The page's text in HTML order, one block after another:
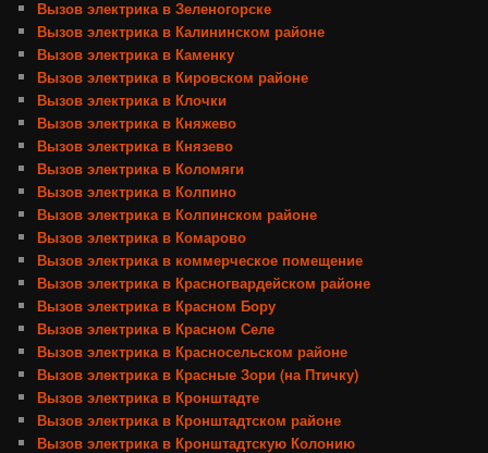
Вызов электрика в Зеленогорске
Вызов электрика в Калининском районе
Вызов электрика в Каменку
Вызов электрика в Кировском районе
Вызов электрика в Клочки
Вызов электрика в Княжево
Вызов электрика в Князево
Вызов электрика в Коломяги
Вызов электрика в Колпино
Вызов электрика в Колпинском районе
Вызов электрика в Комарово
Вызов электрика в коммерческое помещение
Вызов электрика в Красногвардейском районе
Вызов электрика в Красном Бору
Вызов электрика в Красном Селе
Вызов электрика в Красносельском районе
Вызов электрика в Красные Зори (на Птичку)
Вызов электрика в Кронштадте
Вызов электрика в Кронштадтском районе
Вызов электрика в Кронштадтскую Колонию